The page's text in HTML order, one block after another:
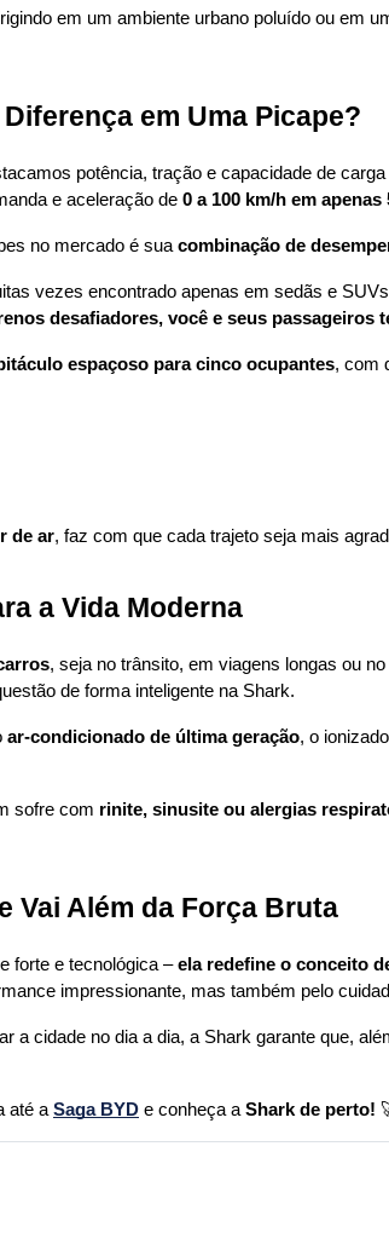
em um ambiente urbano poluído ou em
em Uma Picape?
potência, tração e capacidade de
e aceleração de 0 a 100 km/h em
no mercado é sua combinação de
vezes encontrado apenas em sedãs e
desafiadores, você e seus passageiros
espaçoso para cinco ocupantes, com
de ar, faz com que cada trajeto seja mais
a Vida Moderna
, seja no trânsito, em viagens longas ou
de forma inteligente na Shark.
ar-condicionado de última geração, o
sofre com rinite, sinusite ou alergias
Vai Além da Força Bruta
forte e tecnológica – ela redefine o conceito
impressionante, mas também pelo
a cidade no dia a dia, a Shark garante que,
até a Saga BYD e conheça a Shark de perto!